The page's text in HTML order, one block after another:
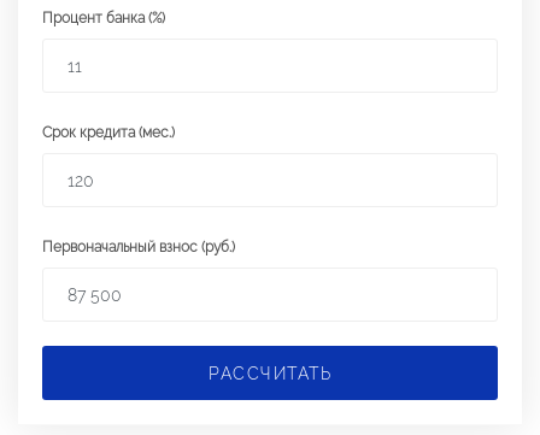
Процент банка (%)
Срок кредита (мес.)
Первоначальный взнос (руб.)
РАССЧИТАТЬ